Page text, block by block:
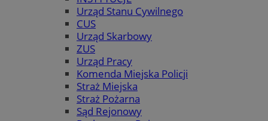
Urząd Stanu Cywilnego
CUS
Urząd Skarbowy
ZUS
Urząd Pracy
Komenda Miejska Policji
Straż Miejska
Straż Pożarna
Sąd Rejonowy